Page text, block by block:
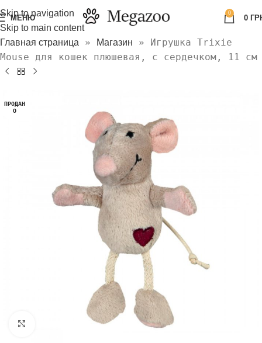
Skip to navigation
Skip to main content
МЕНЮ
0
0
Главная страница » Магазин » Игрушка Trixie
Mouse для кошек плюшевая, с сердечком, 11 см
ПРОДАН
О
Нажмите, чтобы увеличить